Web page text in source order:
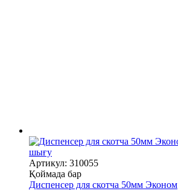
шығу
Артикул: 310055
Қоймада бар
Диспенсер для скотча 50мм Эконом